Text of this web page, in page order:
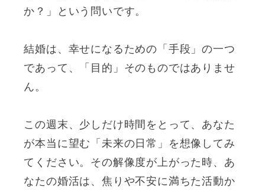
か？」という問いです。
結婚は、幸せになるための「手段」の一つ
であって、「目的」そのものではありませ
ん。
この週末、少しだけ時間をとって、あなた
が本当に望む「未来の日常」を想像してみ
てください。その解像度が上がった時、あ
なたの婚活は、焦りや不安に満ちた活動か